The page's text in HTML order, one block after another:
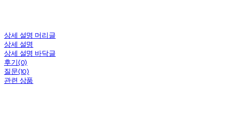
상세 설명 머리글
상세 설명
상세 설명 바닥글
후기(0)
질문(10)
관련 상품